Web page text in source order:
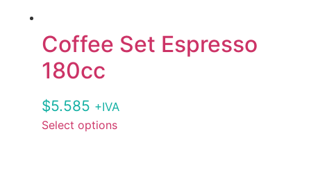
Coffee Set Espresso
180cc
$5.585 +IVA
Select options